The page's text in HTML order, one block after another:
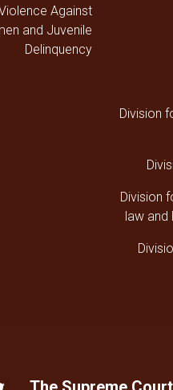
Against
and Juvenile
Delinquency
Division
Division
law and
Twitter